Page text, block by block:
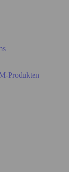
Produkten